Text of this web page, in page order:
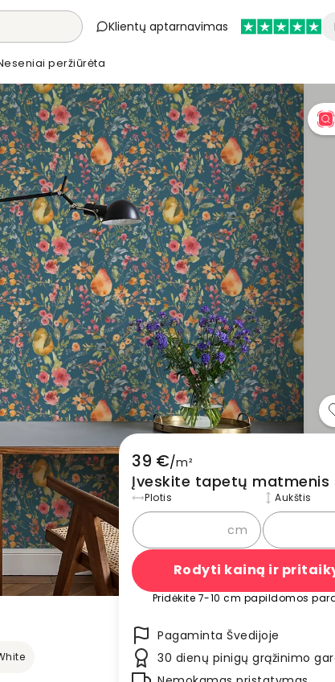
Klientų aptarnavimas
peržiūrėta
39 €/m²
Įveskite tapetų matmenis
Plotis
cm
Aukštis
Rodyti kainą ir
Pridėkite 7-10 cm papildomos
Pagaminta Švedijoje
30 dienų pinigų grąžinimo